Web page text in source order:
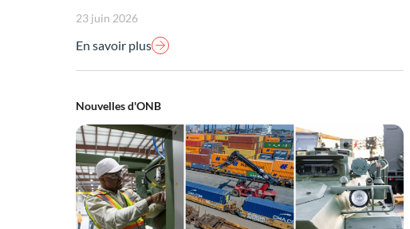
23 juin 2026
En savoir plus
Nouvelles d'ONB